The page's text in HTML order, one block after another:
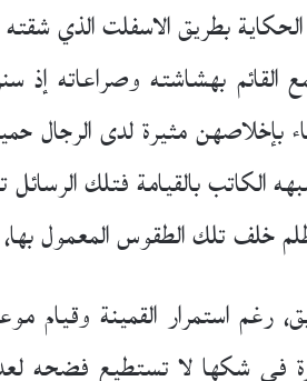
بطريق الاسفلت الذي
القائم بهشاشته وصراعاته
مثيرة لدى الرجال
الكاتب بالقيامة فتلك
خلف تلك الطقوس المعمول
رغم استمرار القمينة وقيام
في شكها لا تستطيع